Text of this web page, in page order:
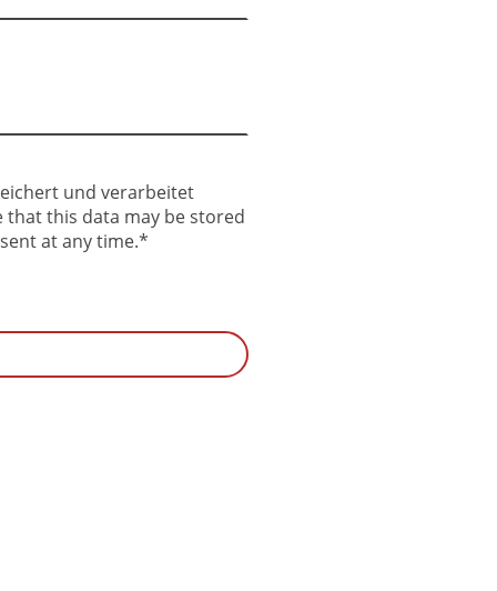
und verarbeitet
that this data may be stored
at any time.*